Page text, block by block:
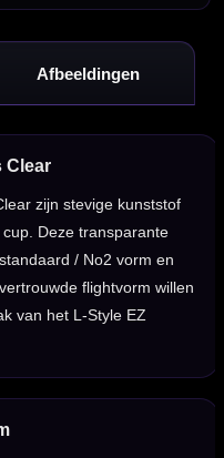
Afbeeldingen
Clear
zijn stevige kunststof
Deze transparante
/ No2 vorm en
flightvorm willen
van het L-Style EZ